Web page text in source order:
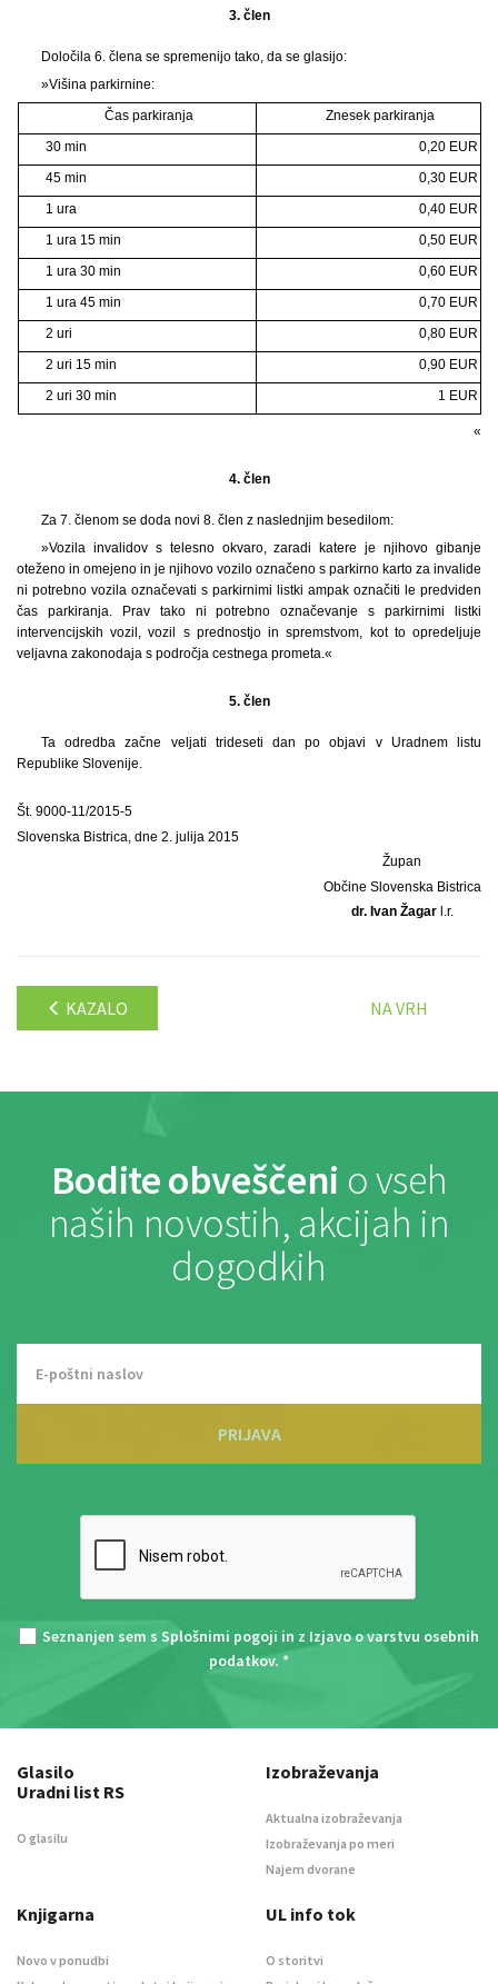
3. člen
Določila 6. člena se spremenijo tako, da se glasijo:
»Višina parkirnine:
Čas parkiranja
Znesek parkiranja
30 min
0,20 EUR
45 min
0,30 EUR
1 ura
0,40 EUR
1 ura 15 min
0,50 EUR
1 ura 30 min
0,60 EUR
1 ura 45 min
0,70 EUR
2 uri
0,80 EUR
2 uri 15 min
0,90 EUR
2 uri 30 min
1 EUR
«
4. člen
Za 7. členom se doda novi 8. člen z naslednjim besedilom:
»Vozila invalidov s telesno okvaro, zaradi katere je njihovo gibanje
oteženo in omejeno in je njihovo vozilo označeno s parkirno karto za invalide
ni potrebno vozila označevati s parkirnimi listki ampak označiti le predviden
čas parkiranja. Prav tako ni potrebno označevanje s parkirnimi listki
intervencijskih vozil, vozil s prednostjo in spremstvom, kot to opredeljuje
veljavna zakonodaja s področja cestnega prometa.«
5. člen
Ta odredba začne veljati trideseti dan po objavi v Uradnem listu
Republike Slovenije.
Št. 9000-11/2015-5
Slovenska Bistrica, dne 2. julija 2015
Župan
Občine Slovenska Bistrica
dr. Ivan Žagarl.r.
KAZALO NA VRH
Bodite obveščeni o vseh
naših novostih, akcijah in
dogodkih
PRIJAVA
Seznanjen sem s Splošnimi pogoji in z Izjavo o varstvu osebnih
podatkov. *
Glasilo
Uradni list RS
O glasilu
Izobraževanja
Aktualna izobraževanja
Izobraževanja po meri
Najem dvorane
Knjigarna
Novo v ponudbi
UL info tok
O storitvi